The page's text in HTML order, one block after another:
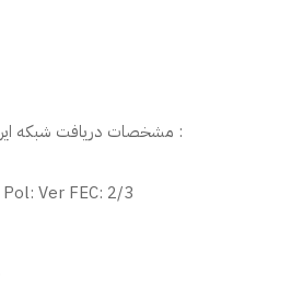
مشخصات دریافت شبکه ایران فردا در ماهواره ترکمنعالم :
Ver FEC: 2/3